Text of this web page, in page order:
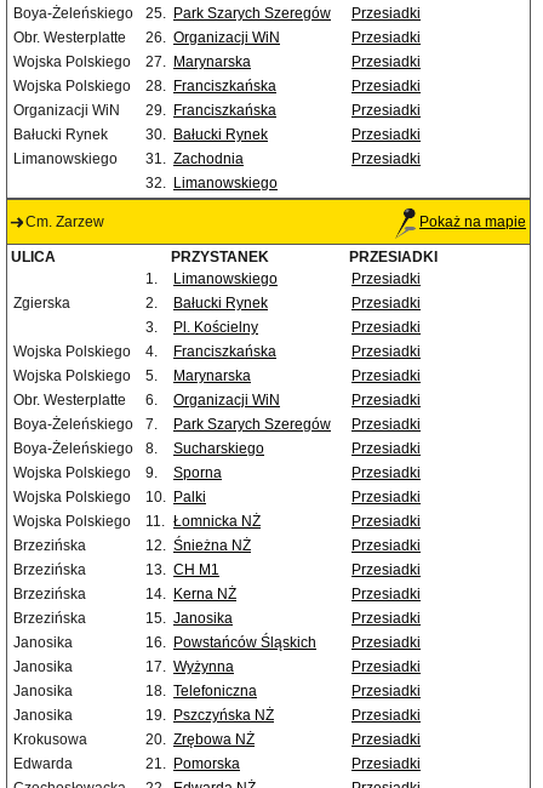
Boya-Żeleńskiego
25. Park Szarych Szeregów
Przesiadki
Obr. Westerplatte
26. Organizacji WiN
Przesiadki
Wojska Polskiego
27. Marynarska
Przesiadki
Wojska Polskiego
28. Franciszkańska
Przesiadki
Organizacji WiN
29. Franciszkańska
Przesiadki
Bałucki Rynek
30. Bałucki Rynek
Przesiadki
Limanowskiego
31. Zachodnia
Przesiadki
32. Limanowskiego
Cm. Zarzew Pokaż na mapie
ULICA PRZYSTANEK
PRZESIADKI
1.
Limanowskiego
Przesiadki
Zgierska
2. Bałucki Rynek
Przesiadki
3.
Pl. Kościelny
Przesiadki
Wojska Polskiego
4. Franciszkańska
Przesiadki
Wojska Polskiego
5. Marynarska
Przesiadki
Obr. Westerplatte
6. Organizacji WiN
Przesiadki
Boya-Żeleńskiego
7. Park Szarych Szeregów
Przesiadki
Boya-Żeleńskiego
8. Sucharskiego
Przesiadki
Wojska Polskiego
9. Sporna
Przesiadki
Wojska Polskiego
10. Palki
Przesiadki
Wojska Polskiego
11. Łomnicka NŻ
Przesiadki
Brzezińska
12. Śnieżna NŻ
Przesiadki
Brzezińska
13. CH M1
Przesiadki
Brzezińska
14. Kerna NŻ
Przesiadki
Brzezińska
15. Janosika
Przesiadki
Janosika
16. Powstańców Śląskich
Przesiadki
Janosika
17. Wyżynna
Przesiadki
Janosika
18. Telefoniczna
Przesiadki
Janosika
19. Pszczyńska NŻ
Przesiadki
Krokusowa
20. Zrębowa NŻ
Przesiadki
Edwarda
21. Pomorska
Przesiadki